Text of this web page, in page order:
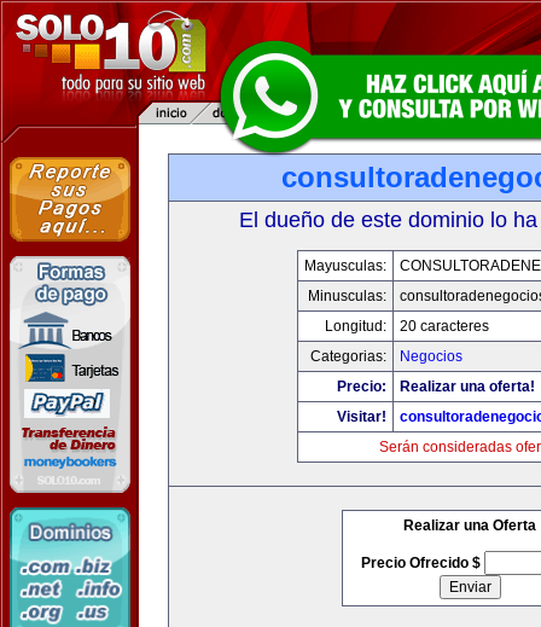
El dueño de este dominio lo
Mayusculas:
Minusculas:
Longitud:
20 caracteres
Categorias:
Negocios
Precio:
Realizar una oferta!
Visitar!
Serán consideradas
Realizar una Oferta
Precio Ofrecido $